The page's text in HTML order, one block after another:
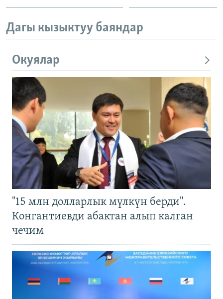
Дагы кызыктуу баяндар
Окуялар
"15 млн долларлык мүлкүн берди".
Конгантиевди абактан алып калган
чечим